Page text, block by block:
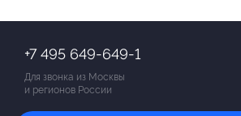
+7 495 649-649-1
Для звонка из Москвы
и регионов России